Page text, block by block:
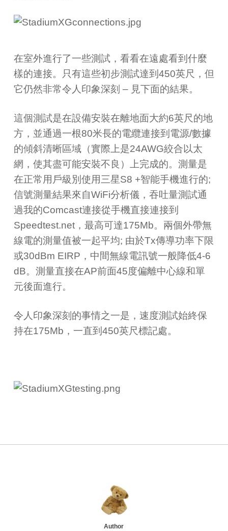
在室外進行了一些測試，看看在遠處看到什麼
樣的連接。只有這些初步測試達到450英尺，但
它仍然非常令人印象深刻 – 見下面的結果。
這個測試是在設備安裝在離地面大約6英尺的地
方，並通過一根80米長的電纜連接到電源/數據
的傾斜清晰區域（實際上是24AWG絞合以太
網，使其盡可能安裝不良）上完成的。測量是
在正常用戶級別使用三星S8 +智能手機進行的;
信號測量結果來自WiFi分析儀，吞吐量測試通
過我的Comcast連接從手機直接連接到
Speedtest.net，最高可達175Mb。兩個外帶無
線電的測量值被一起平均; 由於Tx傳導功率下限
或30dBm EIRP，中間無線電訊號一般降低4-6
dB。測量直接在AP前面45度偏離中心線和單
元後面進行。
令人印象深刻的事情之一是，速度測試始終保
持在175Mb，一直到450英尺標記處。
Author